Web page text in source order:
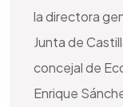
la directora
Junta de
concejal de
Enrique